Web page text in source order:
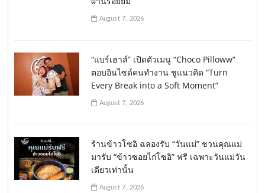
August 7, 2026
“แบร์เฮาส์” เปิดตัวเมนู “Choco Pilloww”
ตอบอินไซด์คนทำงาน ชูแนวคิด “Turn
Every Break into a Soft Moment”
August 7, 2026
ร้านข้าวโซอิ ฉลองรับ “วันแม่” ชวนคุณแม่
มารับ “ข้าวซอยไก่โซอิ” ฟรี เฉพาะวันแม่วัน
เดียวเท่านั้น
August 7, 2026